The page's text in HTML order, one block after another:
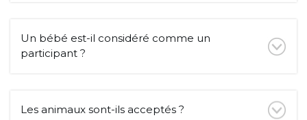
Un bébé est-il considéré comme un
participant ?
Les animaux sont-ils acceptés ?